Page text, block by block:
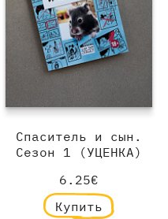
Спаситель и сын.
Сезон 1 (УЦЕНКА)
6.25€
Купить